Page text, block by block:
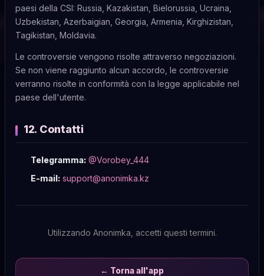
paesi della CSI: Russia, Kazakistan, Bielorussia, Ucraina,
Uzbekistan, Azerbaigian, Georgia, Armenia, Kirghizistan,
Tagikistan, Moldavia.
Le controversie vengono risolte attraverso negoziazioni.
Se non viene raggiunto alcun accordo, le controversie
verranno risolte in conformità con la legge applicabile nel
paese dell'utente.
12. Contatti
Telegramma: @Vorobey_444
E-mail: support@anonimka.kz
Utilizzando Anonimka, accetti questi termini.
← Torna all'app